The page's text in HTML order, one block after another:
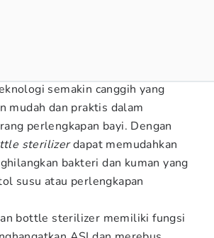
semakin canggih yang
mudah dan praktis dalam
perlengkapan bayi. Dengan
sterilizerdapat memudahkan
bakteri dan kuman yang
susu atau perlengkapan
bottle sterilizer memiliki fungsi